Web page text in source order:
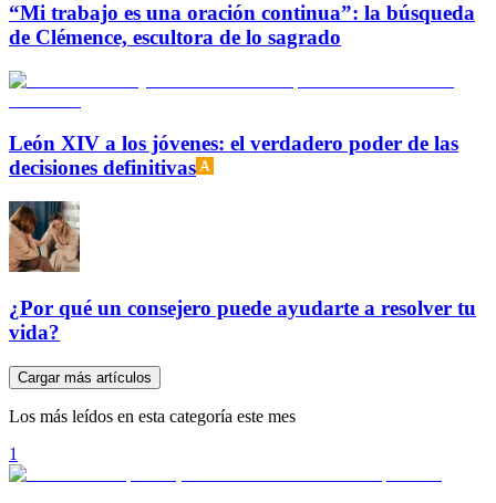
“Mi trabajo es una oración continua”: la búsqueda
de Clémence, escultora de lo sagrado
León XIV a los jóvenes: el verdadero poder de las
decisiones definitivas
¿Por qué un consejero puede ayudarte a resolver tu
vida?
Cargar más artículos
Los más leídos en esta categoría este mes
1